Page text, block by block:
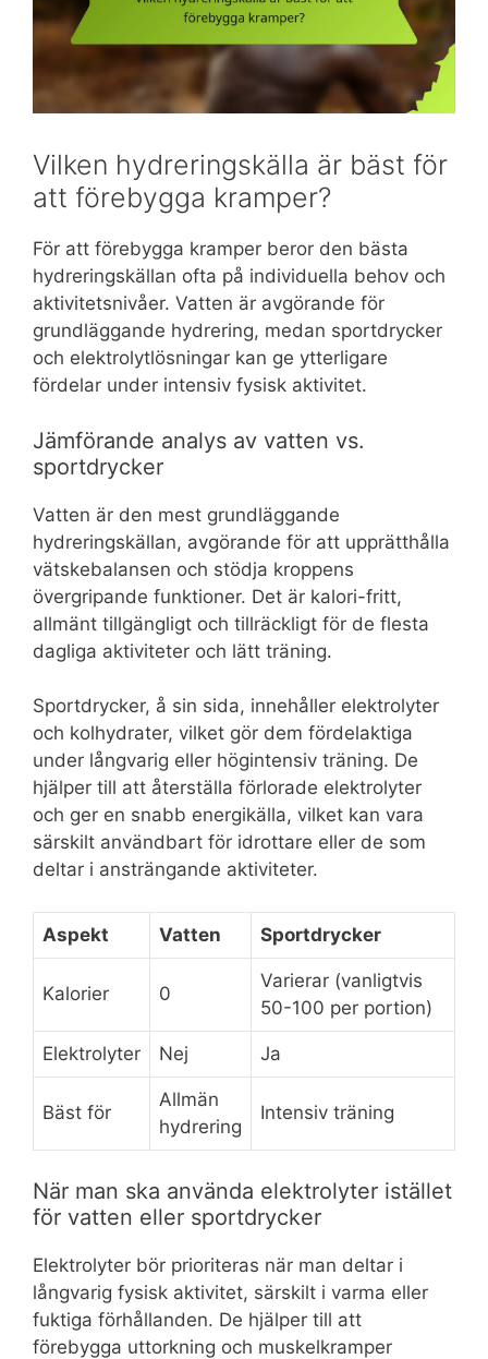
Vilken hydreringskälla är bäst för
att förebygga kramper?
För att förebygga kramper beror den bästa
hydreringskällan ofta på individuella behov och
aktivitetsnivåer. Vatten är avgörande för
grundläggande hydrering, medan sportdrycker
och elektrolytlösningar kan ge ytterligare
fördelar under intensiv fysisk aktivitet.
Jämförande analys av vatten vs.
sportdrycker
Vatten är den mest grundläggande
hydreringskällan, avgörande för att upprätthålla
vätskebalansen och stödja kroppens
övergripande funktioner. Det är kalori-fritt,
allmänt tillgängligt och tillräckligt för de flesta
dagliga aktiviteter och lätt träning.
Sportdrycker, å sin sida, innehåller elektrolyter
och kolhydrater, vilket gör dem fördelaktiga
under långvarig eller högintensiv träning. De
hjälper till att återställa förlorade elektrolyter
och ger en snabb energikälla, vilket kan vara
särskilt användbart för idrottare eller de som
deltar i ansträngande aktiviteter.
Aspekt Vatten Sportdrycker
Kalorier 0
Varierar (vanligtvis
50-100 per portion)
Elektrolyter Nej Ja
Bäst för
Allmän
hydrering
Intensiv träning
När man ska använda elektrolyter istället
för vatten eller sportdrycker
Elektrolyter bör prioriteras när man deltar i
långvarig fysisk aktivitet, särskilt i varma eller
fuktiga förhållanden. De hjälper till att
förebygga uttorkning och muskelkramper